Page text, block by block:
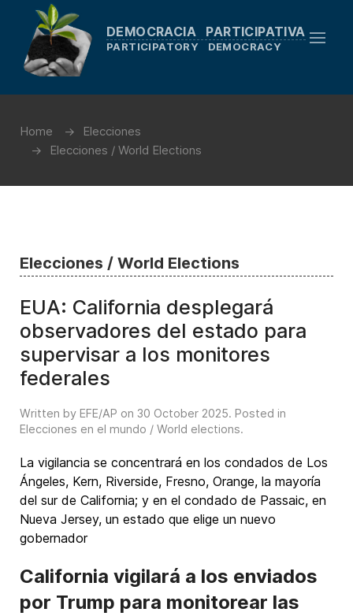
DEMOCRACIA PARTICIPATIVA
PARTICIPATORY DEMOCRACY
Home
Elecciones
Elecciones / World Elections
Elecciones / World Elections
EUA: California desplegará
observadores del estado para
supervisar a los monitores
federales
Written by EFE/AP on 30 October 2025. Posted in
Elecciones en el mundo / World elections.
La vigilancia se concentrará en los condados de Los
Ángeles, Kern, Riverside, Fresno, Orange, la mayoría
del sur de California; y en el condado de Passaic, en
Nueva Jersey, un estado que elige un nuevo
gobernador
California vigilará a los enviados
por Trump para monitorear las